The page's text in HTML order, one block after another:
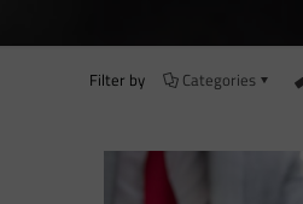
Filter by Categories